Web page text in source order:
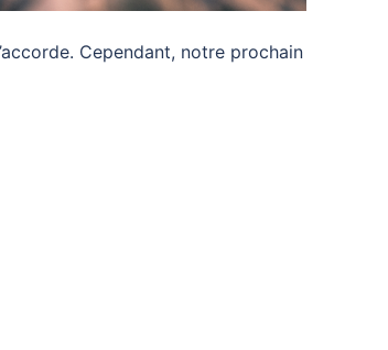
Cependant, notre prochain